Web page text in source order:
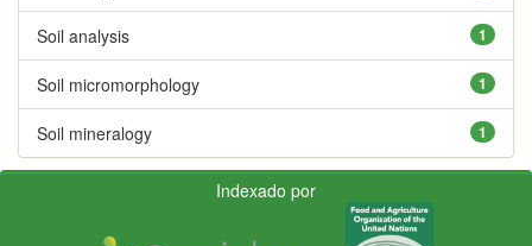
1
Soil analysis
1
Soil micromorphology
1
Soil mineralogy
Indexado por